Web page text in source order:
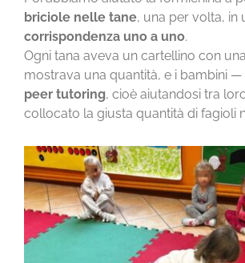
briciole nelle tane, una per volta, in
corrispondenza uno a uno.
Ogni tana aveva un cartellino con
mostrava una quantità, e i bambini —
peer tutoring, cioè aiutandosi tra
collocato la giusta quantità di fagioli